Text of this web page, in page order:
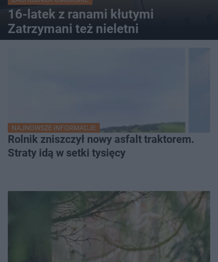
16-latek z ranami kłutymi
Zatrzymani też nieletni
NAJNOWSZE INFORMACJE
Rolnik zniszczył nowy asfalt traktorem.
Straty idą w setki tysięcy